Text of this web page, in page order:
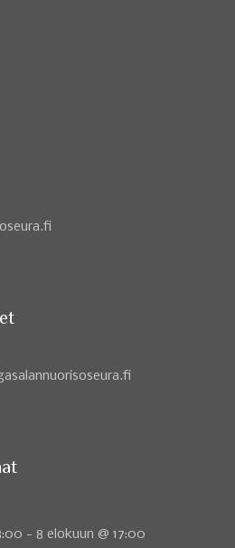
- 8 elokuun @ 17:00